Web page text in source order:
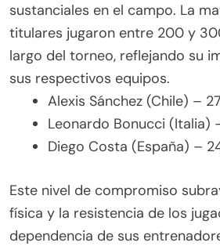
sustanciales en el campo. La
titulares jugaron entre 200 y
largo del torneo, reflejando su
sus respectivos equipos.
Alexis Sánchez (Chile) –
Leonardo Bonucci (Italia)
Diego Costa (España) –
Este nivel de compromiso
física y la resistencia de los
dependencia de sus